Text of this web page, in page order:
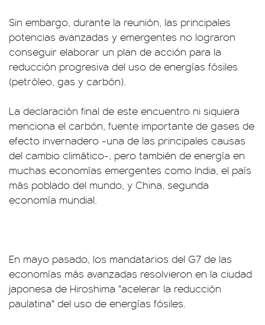
Sin embargo, durante la reunión, las principales
potencias avanzadas y emergentes no lograron
conseguir elaborar un plan de acción para la
reducción progresiva del uso de energías fósiles
(petróleo, gas y carbón).
La declaración final de este encuentro ni siquiera
menciona el carbón, fuente importante de gases de
efecto invernadero -una de las principales causas
del cambio climático-, pero también de energía en
muchas economías emergentes como India, el país
más poblado del mundo, y China, segunda
economía mundial.
En mayo pasado, los mandatarios del G7 de las
economías más avanzadas resolvieron en la ciudad
japonesa de Hiroshima "acelerar la reducción
paulatina" del uso de energías fósiles.